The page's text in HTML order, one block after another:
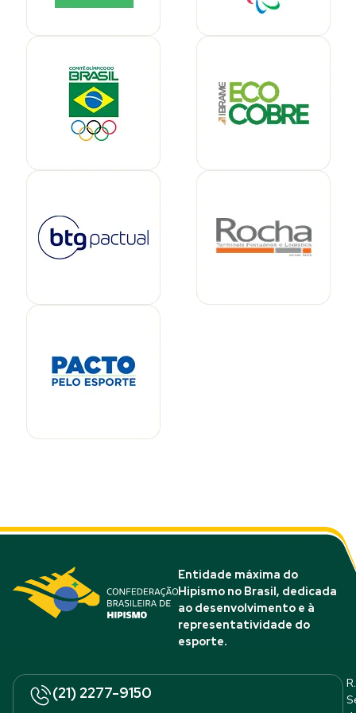
Entidade máxima do
Hipismo no Brasil, dedicada
ao desenvolvimento e à
representatividade do
esporte.
(21) 2277-9150
R.